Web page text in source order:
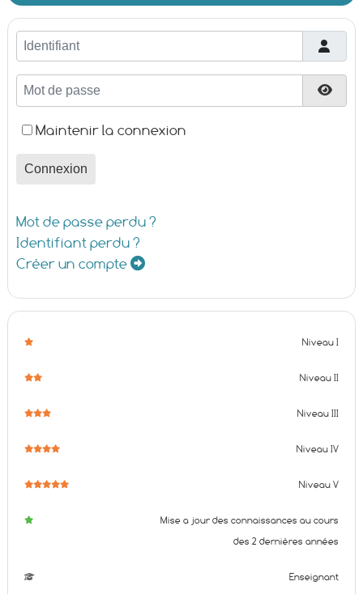
Identifiant
Mot de passe
Maintenir la connexion
Connexion
Mot de passe perdu ?
Identifiant perdu ?
Créer un compte
Niveau I
Niveau II
Niveau III
Niveau IV
Niveau V
Mise a jour des connaissances au cours
des 2 dernières années
Enseignant